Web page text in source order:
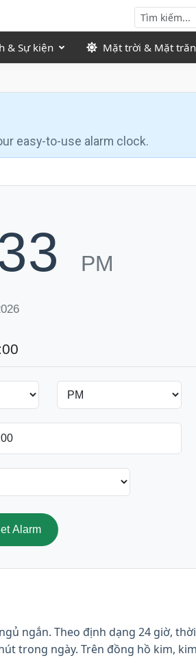
& Sự kiện Mặt trời & Mặt
easy-to-use alarm clock.
PM
Alarm
ngắn. Theo định dạng 24 giờ,
trong ngày. Trên đồng hồ kim,